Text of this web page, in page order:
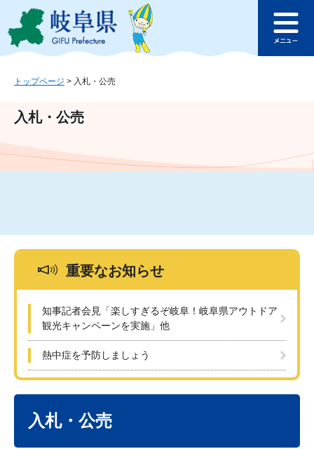
ジ
ュ
文
このページの本文へ
ュ
トップページ > 入札・公売
入札・公売
重要なお知らせ
知事記者会見「楽しすぎるぞ岐阜！岐阜県アウトドア
観光キャンペーンを実施」他
熱中症を予防しましょう
入札・公売